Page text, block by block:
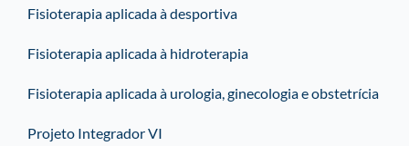
Fisioterapia aplicada à desportiva
Fisioterapia aplicada à hidroterapia
Fisioterapia aplicada à urologia, ginecologia e obstetrícia
Projeto Integrador VI